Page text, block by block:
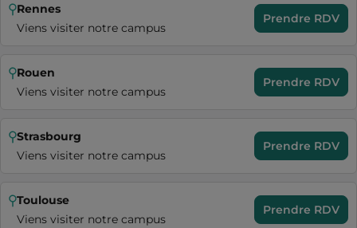
Rennes
Viens visiter notre campus
Prendre RDV
Rouen
Viens visiter notre campus
Prendre RDV
Strasbourg
Viens visiter notre campus
Prendre RDV
Toulouse
Viens visiter notre campus
Prendre RDV